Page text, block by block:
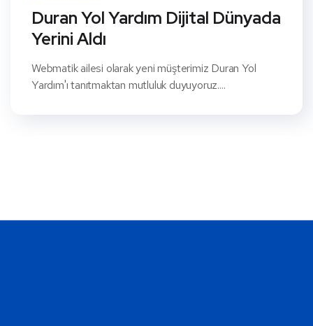
Duran Yol Yardım Dijital Dünyada
Yerini Aldı
Webmatik ailesi olarak yeni müşterimiz Duran Yol
Yardım'ı tanıtmaktan mutluluk duyuyoruz....